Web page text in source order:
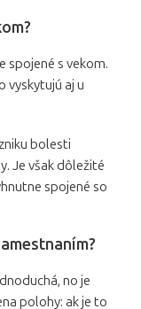
spojené s vekom.
vyskytujú aj u
bolesti
Je však dôležité
spojené so
no je
polohy: ak je to